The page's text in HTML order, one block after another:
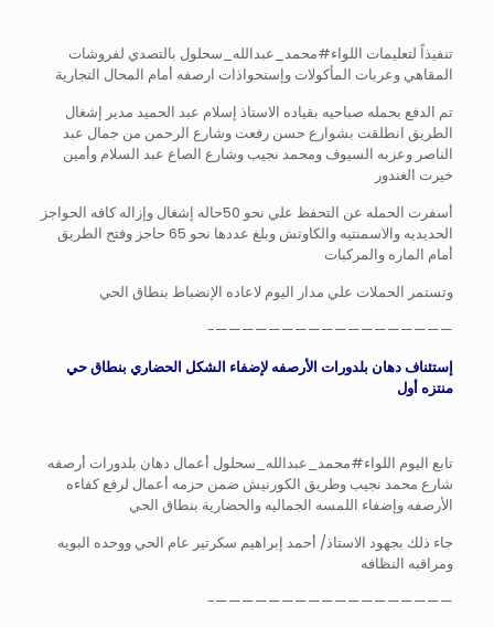
تنفيذاً لتعليمات اللواء#محمد_عبدالله_سحلول بالتصدي لفروشات
المقاهي وعربات المأكولات وإستحواذات ارصفه أمام المحال التجارية
تم الدفع بحمله صباحيه بقياده الاستاذ إسلام عبد الحميد مدير إشغال
الطريق انطلقت بشوارع حسن رفعت وشارع الرحمن من جمال عبد
الناصر وعزبه السيوف ومحمد نجيب وشارع الصاع عبد السلام وأمين
خيرت الغندور
أسفرت الحمله عن التحفظ علي نحو 50حاله إشغال وإزاله كافه الحواجز
الحديديه والاسمنتيه والكاوتش وبلغ عددها نحو 65 حاجز وفتح الطريق
أمام الماره والمركبات
وتستمر الحملات علي مدار اليوم لاعاده الإنضباط بنطاق الحي
——————————————————-
إستئناف دهان بلدورات الأرصفه لإضفاء الشكل الحضاري بنطاق حي
منتزه أول
تابع اليوم اللواء#محمد_عبدالله_سحلول أعمال دهان بلدورات أرصفه
شارع محمد نجيب وطريق الكورنيش ضمن حزمه أعمال لرفع كفاءه
الأرصفه وإضفاء اللمسه الجماليه والحضارية بنطاق الحي
جاء ذلك بجهود الاستاذ/ أحمد إبراهيم سكرتير عام الحي ووحده البويه
ومراقبه النظافه
——————————————————-